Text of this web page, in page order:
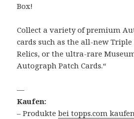
Box!
Collect a variety of premium
cards such as the all-new Triple
Relics, or the ultra-rare
Autograph Patch Cards.“
—
Kaufen:
– Produktebei topps.com